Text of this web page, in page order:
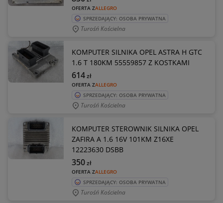
OFERTA ZALLEGRO
SPRZEDAJĄCY: OSOBA PRYWATNA
Turośń Kościelna
KOMPUTER SILNIKA OPEL ASTRA H GTC
1.6 T 180KM 55559857 Z KOSTKAMI
OFERTA ZALLEGRO
614zł
SPRZEDAJĄCY: OSOBA PRYWATNA
Turośń Kościelna
KOMPUTER STEROWNIK SILNIKA OPEL
ZAFIRA A 1.6 16V 101KM Z16XE
12223630 DSBB
OFERTA ZALLEGRO
350zł
SPRZEDAJĄCY: OSOBA PRYWATNA
Turośń Kościelna